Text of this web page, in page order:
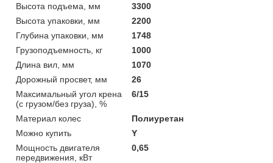
Высота подъема, мм
3300
Высота упаковки, мм
2200
Глубина упаковки, мм
1748
Грузоподъемность, кг
1000
Длина вил, мм
1070
Дорожный просвет, мм
26
Максимальный угол крена
(с грузом/без груза), %
6/15
Материал колес
Полиуретан
Можно купить
Y
Мощность двигателя
передвижения, кВт
0,65